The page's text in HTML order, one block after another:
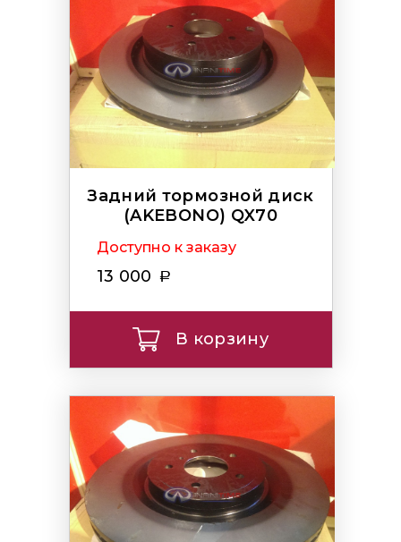
Задний тормозной диск
(AKEBONO) QX70
Доступно к заказу
13 000
В корзину